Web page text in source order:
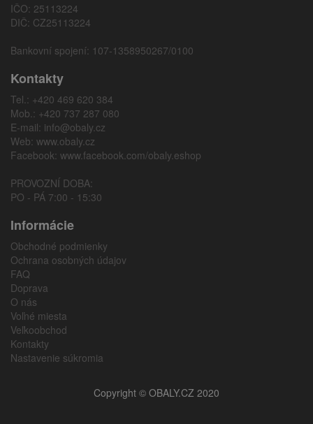
IČO: 25113224
DIČ: CZ25113224
Bankovní spojení: 107-1358950267/0100
Kontakty
Tel.: +420 469 620 384
Mob.: +420 737 287 080
E-mail: info@obaly.cz
Web: www.obaly.cz
Facebook: www.facebook.com/obaly.eshop
PROVOZNÍ DOBA:
PO - PÁ 7:00 - 15:30
Informácie
Obchodné podmienky
Ochrana osobných údajov
FAQ
Doprava
O nás
Voľné miesta
Veľkoobchod
Kontakty
Nastavenie súkromia
Copyright © OBALY.CZ 2020